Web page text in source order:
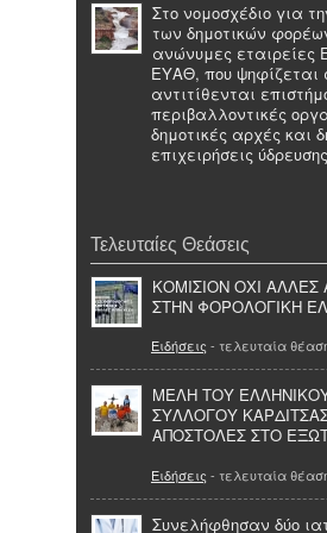
Στο νομοσχέδιο για
των δημοτικών
ανώνυμες εταιρείες
ΕΥΑΘ, που ψηφίζεται
αντιτίθενται
περιβαλλοντικές
δημοτικές αρχές και
επιχειρήσεις ύδρευσης
Τελευταίες Θεάσεις
ΚΟΜΙΣΙΟΝ ΟΧΙ ΑΛΛΕΣ
ΣΤΗΝ ΦΟΡΟΛΟΓΙΚΗ
Ειδήσεις - τελευταία
ΜΕΛΗ ΤΟΥ
ΣΥΛΛΟΓΟΥ
ΑΠΟΣΤΟΛΕΣ ΣΤΟ
Ειδήσεις - τελευταία
Συνελήφθησαν δύο